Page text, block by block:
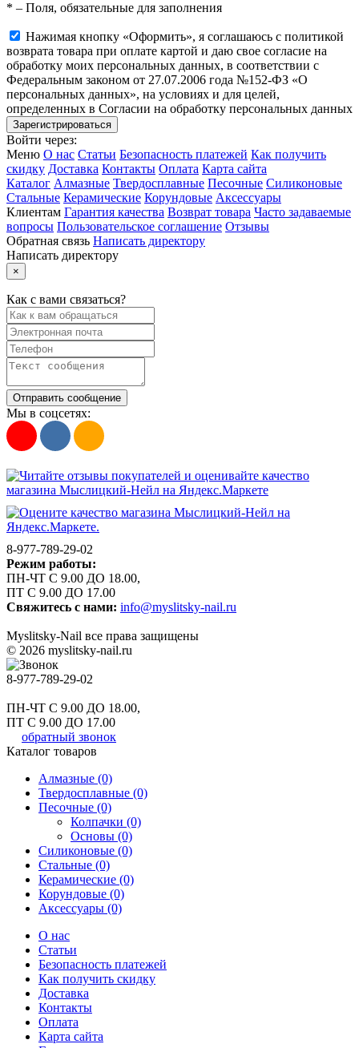
* – Поля, обязательные для заполнения
Нажимая кнопку «Оформить», я соглашаюсь с политикой
возврата товара при оплате картой и даю свое согласие на
обработку моих персональных данных, в соответствии с
Федеральным законом от 27.07.2006 года №152-ФЗ «О
персональных данных», на условиях и для целей,
определенных в Согласии на обработку персональных данных
Войти через:
Меню О нас Статьи Безопасность платежей Как получить
скидку Доставка Контакты Оплата Карта сайта
Каталог Алмазные Твердосплавные Песочные Силиконовые
Стальные Керамические Корундовые Аксессуары
Клиентам Гарантия качества Возврат товара Часто задаваемые
вопросы Пользовательское соглашение Отзывы
Обратная связь Написать директору
Написать директору
×
Как с вами связаться?
Отправить сообщение
Мы в соцсетях:
8-977-789-29-02
Режим работы:
ПН-ЧТ С 9.00 ДО 18.00,
ПТ С 9.00 ДО 17.00
Свяжитесь с нами: info@myslitsky-nail.ru
Myslitsky-Nail все права защищены
© 2026 myslitsky-nail.ru
8-977-789-29-02
ПН-ЧТ С 9.00 ДО 18.00,
ПТ С 9.00 ДО 17.00
обратный звонок
Каталог товаров
Алмазные (0)
Твердосплавные (0)
Песочные (0)
Колпачки (0)
Основы (0)
Силиконовые (0)
Стальные (0)
Керамические (0)
Корундовые (0)
Аксессуары (0)
О нас
Статьи
Безопасность платежей
Как получить скидку
Доставка
Контакты
Оплата
Карта сайта